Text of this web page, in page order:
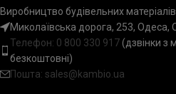
Виробництво будівельних
Миколаївська дорога, 253, Одеса,
Телефон: 0 800 330 917(дзвінки з
безкоштовні)
Пошта: sales@kambio.ua